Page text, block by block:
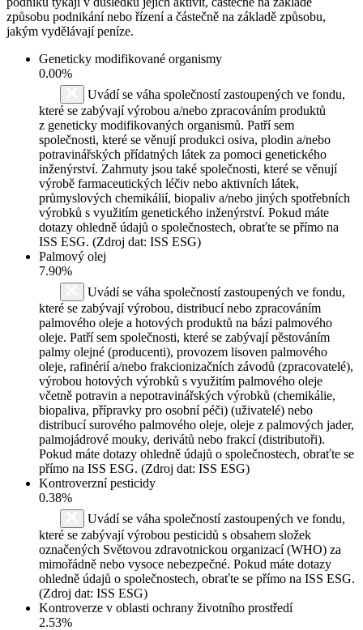
způsobu podnikání nebo řízení a částečně na základě způsobu,
jakým vydělávají peníze.
Geneticky modifikované organismy
0.00%
Uvádí se váha společností zastoupených ve fondu,
které se zabývají výrobou a/nebo zpracováním produktů
z geneticky modifikovaných organismů. Patří sem
společnosti, které se věnují produkci osiva, plodin a/nebo
potravinářských přídatných látek za pomoci genetického
inženýrství. Zahrnuty jsou také společnosti, které se věnují
výrobě farmaceutických léčiv nebo aktivních látek,
průmyslových chemikálií, biopaliv a/nebo jiných spotřebních
výrobků s využitím genetického inženýrství. Pokud máte
dotazy ohledně údajů o společnostech, obraťte se přímo na
ISS ESG. (Zdroj dat: ISS ESG)
Palmový olej
7.90%
Uvádí se váha společností zastoupených ve fondu,
které se zabývají výrobou, distribucí nebo zpracováním
palmového oleje a hotových produktů na bázi palmového
oleje. Patří sem společnosti, které se zabývají pěstováním
palmy olejné (producenti), provozem lisoven palmového
oleje, rafinérií a/nebo frakcionizačních závodů (zpracovatelé),
výrobou hotových výrobků s využitím palmového oleje
včetně potravin a nepotravinářských výrobků (chemikálie,
biopaliva, přípravky pro osobní péči) (uživatelé) nebo
distribucí surového palmového oleje, oleje z palmových jader,
palmojádrové mouky, derivátů nebo frakcí (distributoři).
Pokud máte dotazy ohledně údajů o společnostech, obraťte se
přímo na ISS ESG. (Zdroj dat: ISS ESG)
Kontroverzní pesticidy
0.38%
Uvádí se váha společností zastoupených ve fondu,
které se zabývají výrobou pesticidů s obsahem složek
označených Světovou zdravotnickou organizací (WHO) za
mimořádně nebo vysoce nebezpečné. Pokud máte dotazy
ohledně údajů o společnostech, obraťte se přímo na ISS ESG.
(Zdroj dat: ISS ESG)
Kontroverze v oblasti ochrany životního prostředí
2.53%